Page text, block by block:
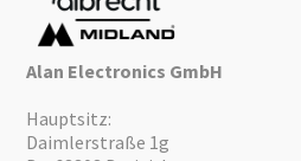
Alan Electronics GmbH
Hauptsitz:
Daimlerstraße 1g